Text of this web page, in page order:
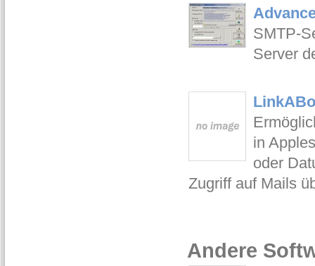
SMTP-
Server
in
oder
Zugriff auf Mails
Andere